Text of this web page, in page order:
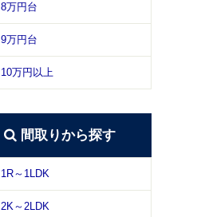
8万円台
9万円台
10万円以上
間取りから探す
1R～1LDK
2K～2LDK